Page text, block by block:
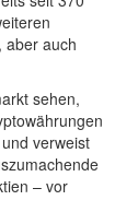
aber auch
sehen,
verweist
– vor